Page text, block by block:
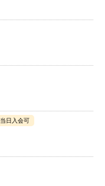
当日入会可